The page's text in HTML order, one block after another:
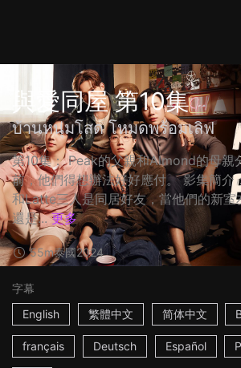
與愛同屋 第10集
บ้านหนุ่มโสด โหมดพร้อมเลิฟ
第10集： Peak的父親和Almond的母親
前，他們得想辦法好好應付。 影集簡
和Latte三人是同居好友，當他們的新
還是... 更多
55m泰國2024
字幕
English
繁體中文 简体中文
français Deutsch Español